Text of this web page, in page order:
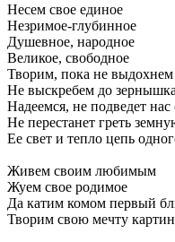
Несем свое единое
Незримое-глубинное
Душевное, народное
Великое, свободное
Творим, пока не выдохнем
Не выскребем до
Надеемся, не подведет
Не перестанет греть
Ее свет и тепло цепь
Живем своим любимым
Жуем свое родимое
Да катим комом первый
Творим свою мечту